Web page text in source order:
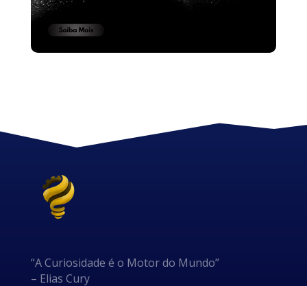
“A Curiosidade é o Motor do Mundo”
– Elias Cury